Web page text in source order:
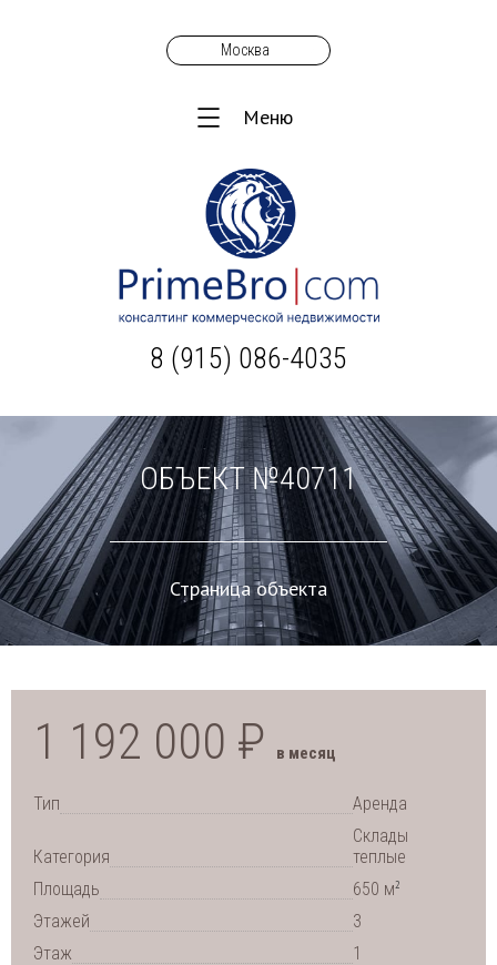
Москва
Меню
8 (915) 086-4035
ОБЪЕКТ №40711
Страница объекта
1 192 000 ₽ в месяц
Тип Аренда
Категория
Склады
теплые
Площадь
650 м2
Этажей
3
Этаж
1